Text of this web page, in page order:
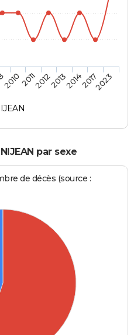
2010201120122013201420172023
par sexe
de décès (source :